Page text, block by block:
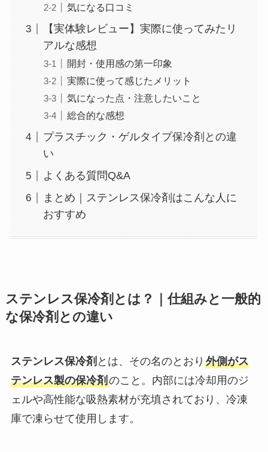
気になる口コミ
【実体験レビュー】実際に使ってみたリ
アルな感想
開封・使用感の第一印象
実際に使って感じたメリット
気になった点・注意したいこと
総合的な感想
プラスチック・ゲルタイプ保冷剤との違
い
よくある質問Q&A
まとめ｜ステンレス保冷剤はこんな人に
おすすめ
ステンレス保冷剤とは？｜仕組みと一般的
な保冷剤との違い
ステンレス保冷剤 とは、その名のとおり 外側がス
テンレス製の保冷剤のこと。内部には冷却用のジ
ェルや高性能な吸熱素材が充填されており、冷凍
庫で凍らせて使用します。